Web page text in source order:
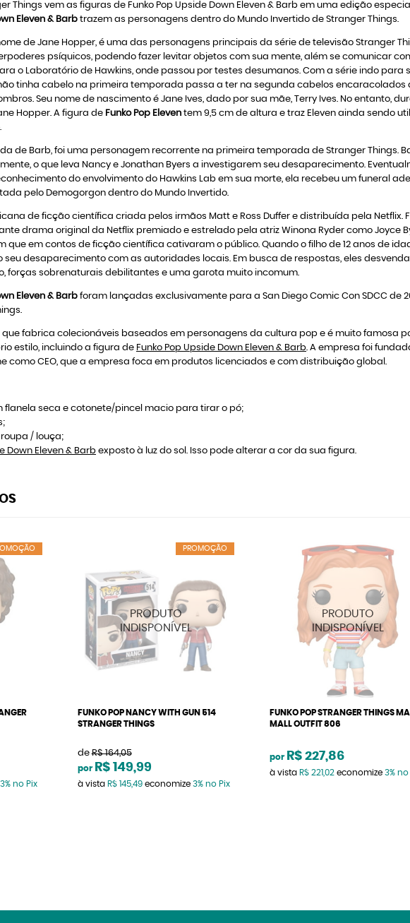
Things vem as figuras de Funko Pop Upside Down Eleven & Barb em uma edição
Eleven & Barb trazem as personagens dentro do Mundo Invertido de Stranger Things.
de Jane Hopper, é uma das personagens principais da série de televisão Stranger
psíquicos, podendo fazer levitar objetos com sua mente, além se comunicar
o Laboratório de Hawkins, onde passou por testes desumanos. Com a série indo para
tinha cabelo na primeira temporada passa a ter na segunda cabelos encaracolados
Seu nome de nascimento é Jane Ives, dado por sua mãe, Terry Ives. No entanto,
Hopper. A figura de Funko Pop Eleven tem 9,5 cm de altura e traz Eleven ainda sendo
de Barb, foi uma personagem recorrente na primeira temporada de Stranger Things.
o que leva Nancy e Jonathan Byers a investigarem seu desaparecimento.
do envolvimento do Hawkins Lab em sua morte, ela recebeu um funeral
pelo Demogorgon dentro do Mundo Invertido.
de ficção científica criada pelos irmãos Matt e Ross Duffer e distribuída pela Netflix.
drama original da Netflix premiado e estrelado pela atriz Winona Ryder como Joyce
que em contos de ficção científica cativaram o público. Quando o filho de 12 anos de
desaparecimento com as autoridades locais. Em busca de respostas, eles
forças sobrenaturais debilitantes e uma garota muito incomum.
Eleven & Barb foram lançadas exclusivamente para a San Diego Comic Con SDCC de
fabrica colecionáveis baseados em personagens da cultura pop e é muito famosa
estilo, incluindo a figura de Funko Pop Upside Down Eleven & Barb. A empresa foi
como CEO, que a empresa foca em produtos licenciados e com distribuição global.
flanela seca e cotonete/pincel macio para tirar o pó;
/ louça;
Down Eleven & Barb exposto à luz do sol. Isso pode alterar a cor da sua figura.
3% no Pix
PROMOÇÃO
FUNKO POP NANCY WITH GUN 514
STRANGER THINGS
de R$ 164,05
por R$ 149,99
à vista R$ 145,49economize 3% no Pix
FUNKO POP STRANGER THINGS
MALL OUTFIT 806
por R$ 227,86
à vista R$ 221,02 economize 3% no